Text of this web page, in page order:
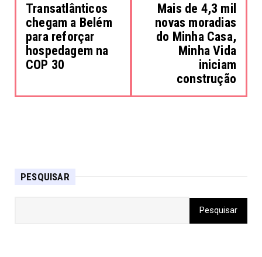
Transatlânticos
chegam a Belém
para reforçar
hospedagem na
COP 30
Mais de 4,3 mil
novas moradias
do Minha Casa,
Minha Vida
iniciam
construção
PESQUISAR